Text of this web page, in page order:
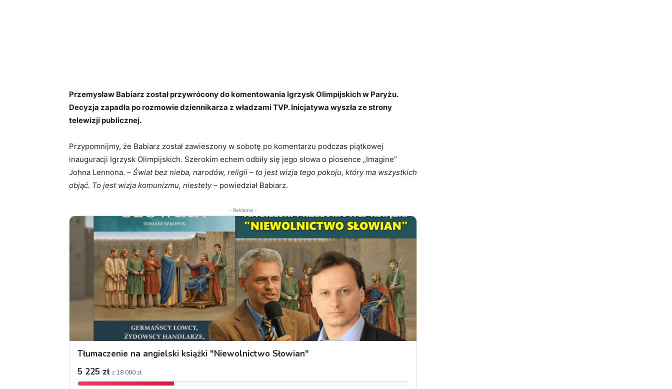
Przemysław Babiarz został przywrócony do komentowania Igrzysk Olimpijskich w Paryżu.
Decyzja zapadła po rozmowie dziennikarza z władzami TVP. Inicjatywa wyszła ze strony
telewizji publicznej.
Przypomnijmy, że Babiarz został zawieszony w sobotę po komentarzu podczas piątkowej
inauguracji Igrzysk Olimpijskich. Szerokim echem odbiły się jego słowa o piosence „Imagine”
Johna Lennona. – Świat bez nieba, narodów, religii – to jest wizja tego pokoju, który ma wszystkich
objąć. To jest wizja komunizmu, niestety – powiedział Babiarz.
- Reklama -